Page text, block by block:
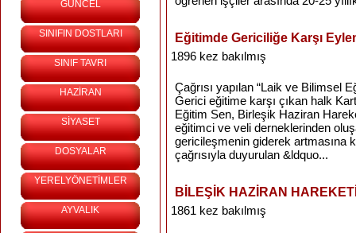
GÜNCEL
SINIFIN DOSTLARI
SINIF TAVRI
HAZİRAN
SİYASET
DOSYALAR
YERELYÖNETİMLER
AYVALIK
Eğitimde Gericiliğe Karşı
1896 kez bakılmış
Çağrısı yapılan “Laik ve Bilimsel
Gerici eğitime karşı çıkan halk
Eğitim Sen, Birleşik Haziran
eğitimci ve veli derneklerinden
gericileşmenin giderek artmasına
çağrısıyla duyurulan &ldquo...
BİLEŞİK HAZİRAN
1861 kez bakılmış